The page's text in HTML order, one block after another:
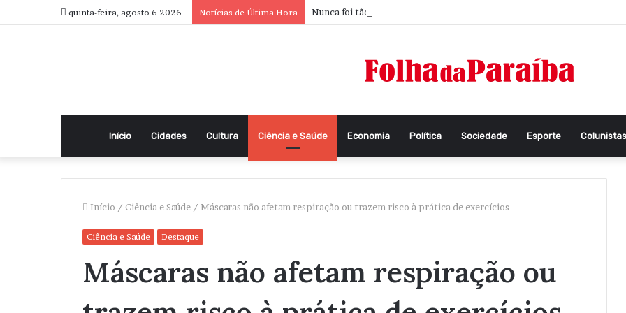
quinta-feira, agosto 6 2026 Notícias de Última Hora Nunca foi tão difícil pensar
Início Cidades Cultura Ciência e Saúde Economia Política Sociedade Esporte Colunistas
Início / Ciência e Saúde / Máscaras não afetam respiração ou trazem risco à prática de exercícios
Ciência e Saúde Destaque
Máscaras não afetam respiração ou